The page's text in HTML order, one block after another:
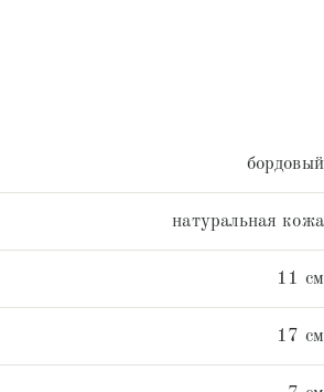
бордовый
натуральная кожа
11 см
17 см